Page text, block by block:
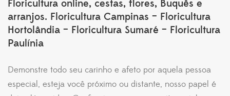
Floricultura online, cestas, flores, Buquês e
arranjos. Floricultura Campinas – Floricultura
Hortolândia – Floricultura Sumaré – Floricultura
Paulínia
Demonstre todo seu carinho e afeto por aquela pessoa
especial, esteja você próximo ou distante, nosso papel é